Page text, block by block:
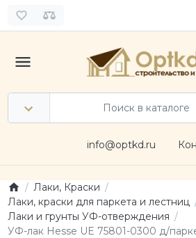
info@optkd.ru
Лаки, Краски
Лаки, краски для паркета и лестниц
Лаки и грунты УФ-отверждения
УФ-лак Hesse UE 75801-0300 д/